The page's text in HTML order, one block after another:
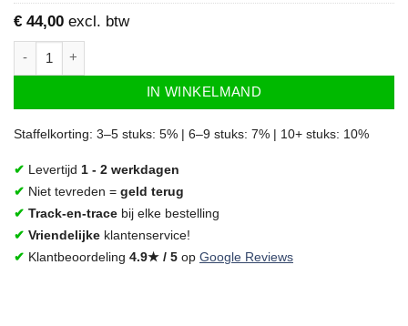
€ 44,00 excl. btw
IN WINKELMAND
Staffelkorting: 3–5 stuks: 5% | 6–9 stuks: 7% | 10+ stuks: 10%
✔ Levertijd 1 - 2 werkdagen
✔ Niet tevreden = geld terug
✔ Track-en-trace bij elke bestelling
✔ Vriendelijke klantenservice!
✔ Klantbeoordeling 4.9★ / 5 op Google Reviews